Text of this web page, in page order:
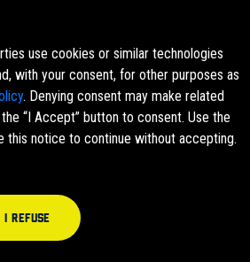
use cookies or similar technologies
with your consent, for other purposes as
. Denying consent may make related
“I Accept” button to consent. Use the
this notice to continue without accepting.
I refuse